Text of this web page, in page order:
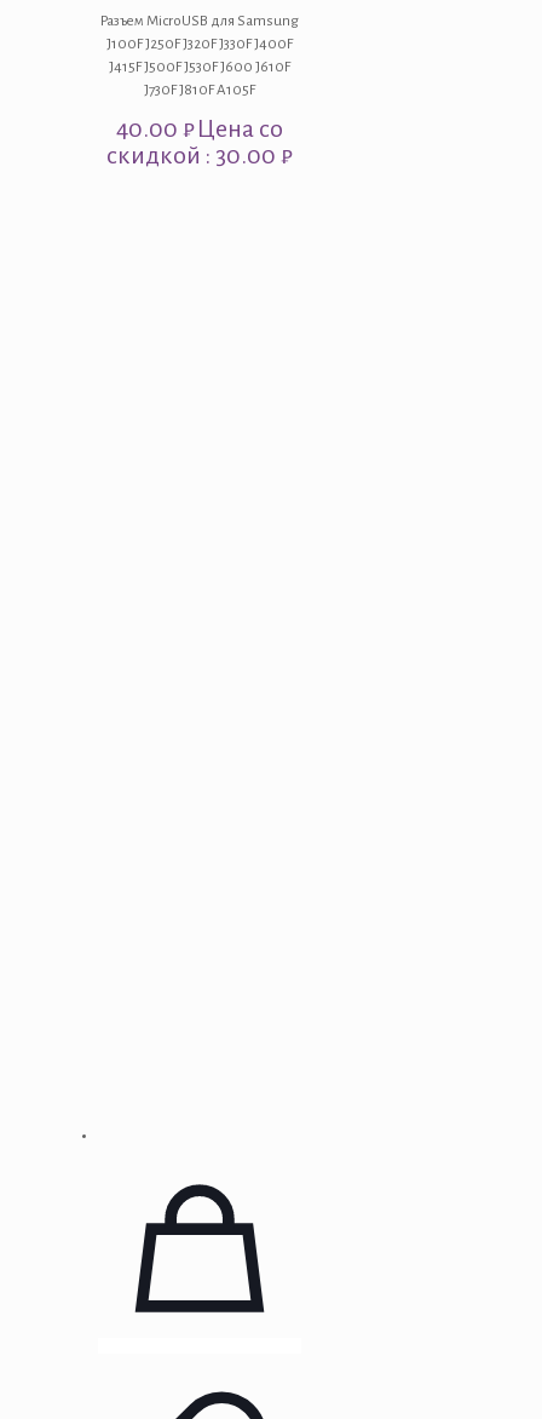
Разъем MicroUSB для Samsung
J100F J250F J320F J330F J400F
J415F J500F J530F J600 J610F
J730F J810F A105F
40.00 ₽Цена со
скидкой : 30.00 ₽